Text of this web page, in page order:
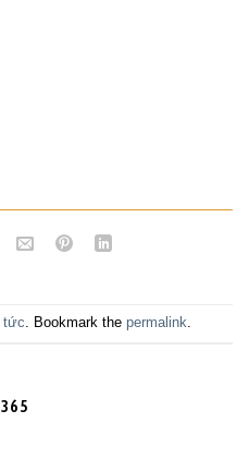
tức. Bookmark the permalink.